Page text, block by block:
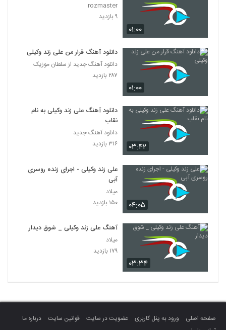
۰۱:۰۰
rozmaster
۹ بازدید
۰۱:۰۰
دانلود آهنگ قرار من علی زند وکیلی
دانلود آهنگ جدید از سلطان موزیک
۲۸۷ بازدید
۰۳:۴۲
دانلود آهنگ علی زند وکیلی به نام
نقاب
دانلود آهنگ جدید
۳۱۶ بازدید
۰۴:۰۵
علی زند وکیلی - اجرای زنده‌ روسری
آبی
میلاد
۱۵۰ بازدید
۰۳:۳۴
آهنگ علی زند وکیلی _ شوق دیدار
میلاد
۱۷۹ بازدید
صفحه اصلی ورود به پنل کاربری عضویت در سایت قوانین سایت
درباره ما